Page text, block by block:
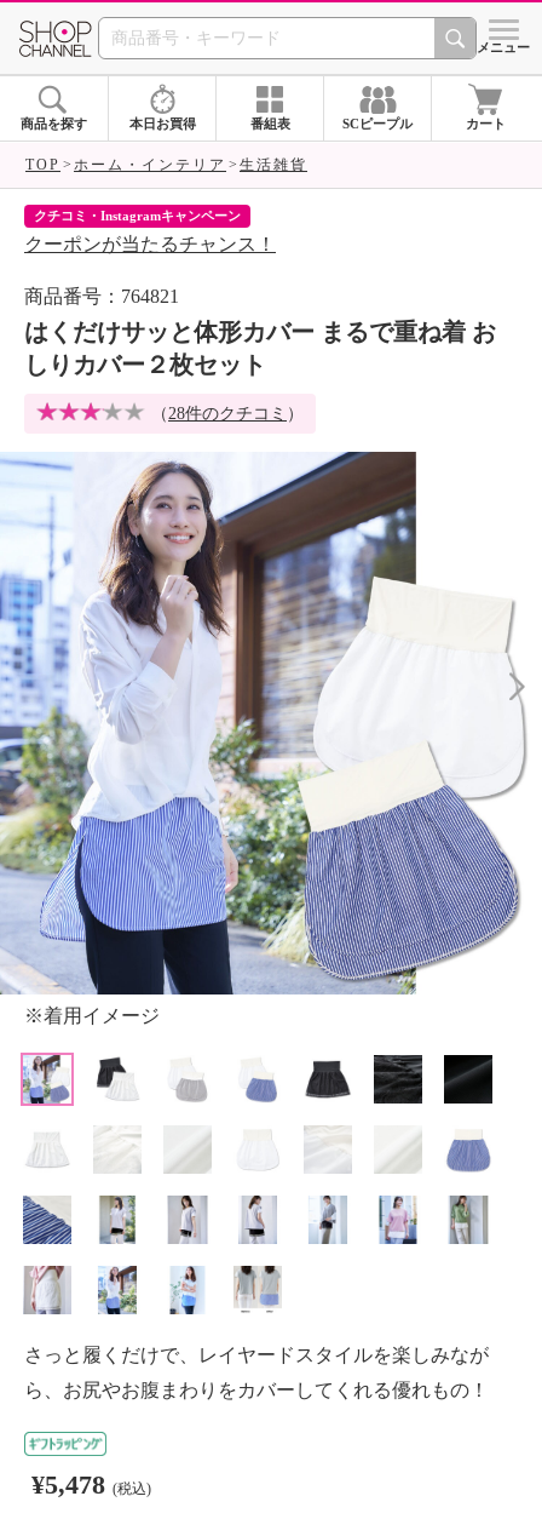
SHOP CHANNEL シメニュー
商品を探す 本日お買得 番組表 SCピープル カート
TOP ホーム・インテリア 生活雑貨
クチコミ・Instagramキャンペーン
クーポンが当たるチャンス！
商品番号：764821
はくだけサッと体形カバー まるで重ね着 お
しりカバー２枚セット
（28件のクチコミ ）
※着用イメージ
さっと履くだけで、レイヤードスタイルを楽しみなが
ら、お尻やお腹まわりをカバーしてくれる優れもの！
¥5,478 (税込)